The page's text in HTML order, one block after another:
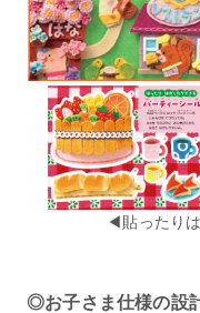
◀貼ったり
◎お子さま仕様の設